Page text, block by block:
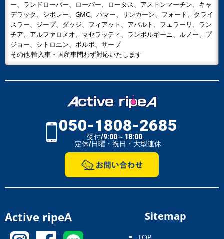
ー、ランドローバー、ローバー、ロータス、アストンマーチン、キャ
デラック、シボレー、GMC、ハマー、リンカーン、フォード、クライ
スラー、ジープ、ダッジ、フィアット、アバルト、フェラーリ、ラン
チア、アルファロメオ、マセラッティ、ランボルギーニ、ルノー、プ
ジョー、シトロエン、ボルボ、サーブ
その他 輸入車・国産車問わず対応いたします
050-1808-2685
受付/9:00～18:00
定休/日曜・祝日・大型連休
Active ripeA Sitemap
TOP